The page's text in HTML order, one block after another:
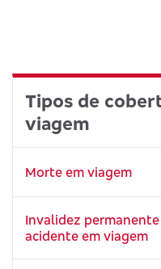
Tipos de
viagem
Morte em viagem
Invalidez
acidente em viagem